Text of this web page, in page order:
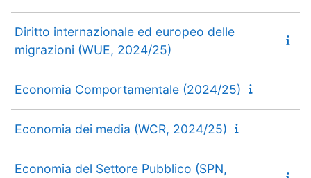
Diritto internazionale ed europeo delle
migrazioni (WUE, 2024/25)
Economia Comportamentale (2024/25)
Economia dei media (WCR, 2024/25)
Economia del Settore Pubblico (SPN,